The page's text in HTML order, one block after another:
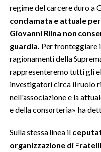
regime del carcere duro a
conclamata e attuale
Giovanni Riina non
guardia. Per fronteggiare
ragionamenti della
rappresenteremo tutti gli
investigatori circa il ruolo
nell'associazione e la
e della consorteria», ha
Sulla stessa linea il
organizzazione di